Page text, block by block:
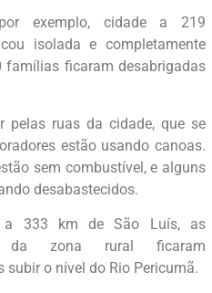
exemplo, cidade a 219
isolada e completamente
famílias ficaram desabrigadas
pelas ruas da cidade, que se
estão usando canoas.
sem combustível, e alguns
desabastecidos.
a 333 km de São Luís, as
da zona rural ficaram
o nível do Rio Pericumã.